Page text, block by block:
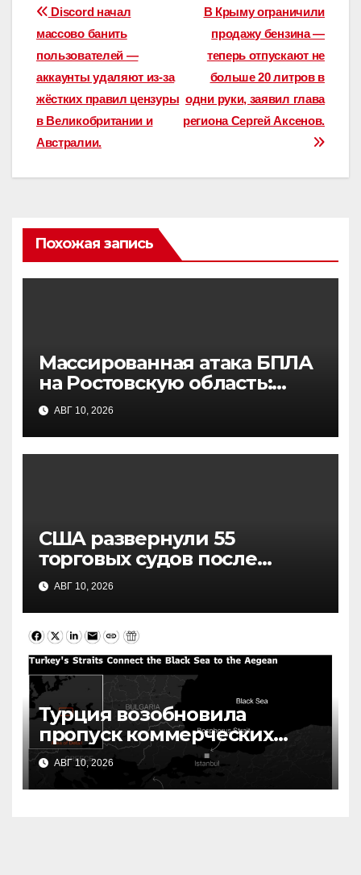
Навигация
по
записям
В Крыму ограничили
продажу бензина —
теперь отпускают не
больше 20 литров в
одни руки, заявил глава
региона Сергей Аксенов.
Discord начал
массово банить
пользователей —
аккаунты удаляют из-за
жёстких правил цензуры
в Великобритании и
Австралии.
Похожая запись
Массированная атака БПЛА
на Ростовскую область:
уничтожено более 70
дронов
АВГ 10, 2026
США развернули 55
торговых судов после
возобновления блокады
Ирана: что это значит
АВГ 10, 2026
Турция возобновила
пропуск коммерческих
судов в Черное море: что
это значит для судоходства
АВГ 10, 2026